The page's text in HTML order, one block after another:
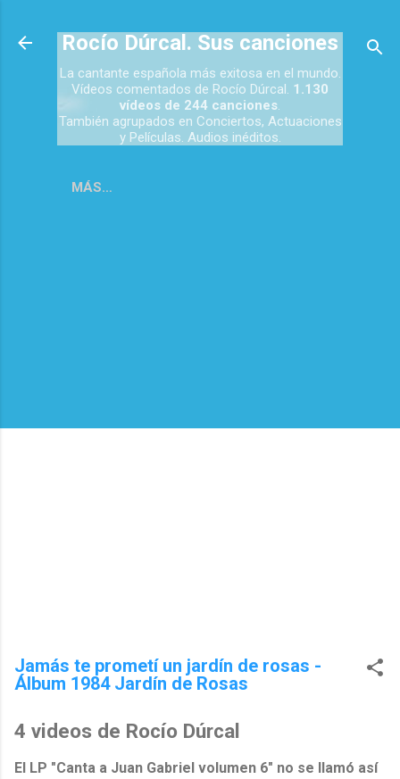
Rocío Dúrcal. Sus canciones
La cantante española más exitosa en el mundo.
Vídeos comentados de Rocío Dúrcal. 1.130
vídeos de 244 canciones.
También agrupados en Conciertos, Actuaciones
y Películas. Audios inéditos.
MÁS…
Jamás te prometí un jardín de rosas -
Álbum 1984 Jardín de Rosas
4 videos de Rocío Dúrcal
El LP "Canta a Juan Gabriel volumen 6" no se llamó así